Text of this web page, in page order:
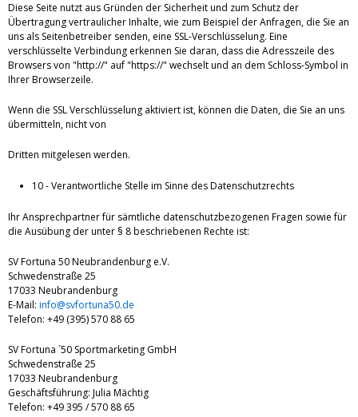
Diese Seite nutzt aus Gründen der Sicherheit und zum Schutz der
Übertragung vertraulicher Inhalte, wie zum Beispiel der Anfragen, die Sie an
uns als Seitenbetreiber senden, eine SSL-Verschlüsselung. Eine
verschlüsselte Verbindung erkennen Sie daran, dass die Adresszeile des
Browsers von "http://" auf "https://" wechselt und an dem Schloss-Symbol in
Ihrer Browserzeile.
Wenn die SSL Verschlüsselung aktiviert ist, können die Daten, die Sie an uns
übermitteln, nicht von
Dritten mitgelesen werden.
10 - Verantwortliche Stelle im Sinne des Datenschutzrechts
Ihr Ansprechpartner für sämtliche datenschutzbezogenen Fragen sowie für
die Ausübung der unter § 8 beschriebenen Rechte ist:
SV Fortuna 50 Neubrandenburg e.V.
Schwedenstraße 25
17033 Neubrandenburg
E-Mail: info@svfortuna50.de
Telefon: +49 (395) 570 88 65
SV Fortuna ´50 Sportmarketing GmbH
Schwedenstraße 25
17033 Neubrandenburg
Geschäftsführung: Julia Mächtig
Telefon: +49 395 / 570 88 65